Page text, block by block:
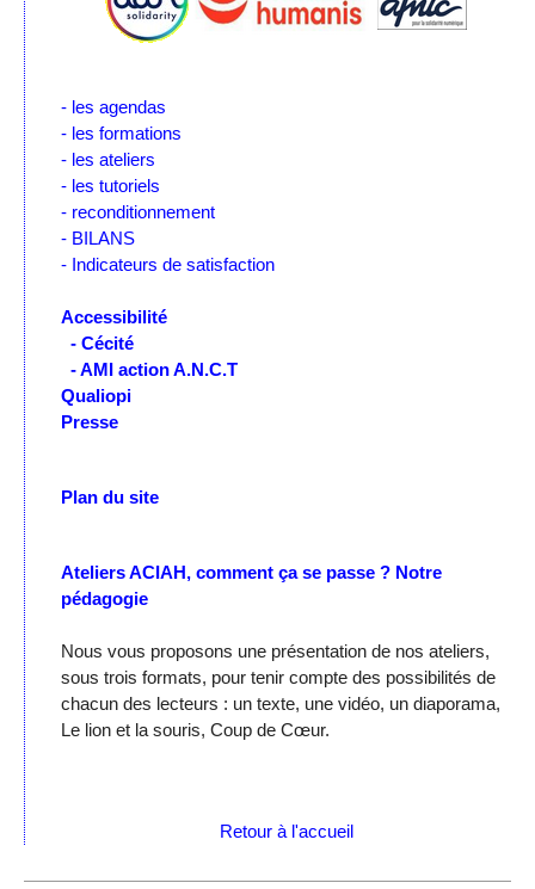
- les agendas
- les formations
- les ateliers
- les tutoriels
- reconditionnement
- BILANS
- Indicateurs de satisfaction
Accessibilité
- Cécité
- AMI action A.N.C.T
Qualiopi
Presse
Plan du site
Ateliers ACIAH, comment ça se passe ? Notre
pédagogie
Nous vous proposons une présentation de nos ateliers,
sous trois formats, pour tenir compte des possibilités de
chacun des lecteurs : un texte, une vidéo, un diaporama,
Le lion et la souris, Coup de Cœur.
Retour à l'accueil